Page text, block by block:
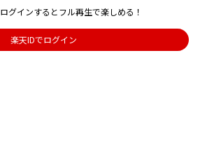
ログインするとフル再生で楽しめる！
楽天IDでログイン